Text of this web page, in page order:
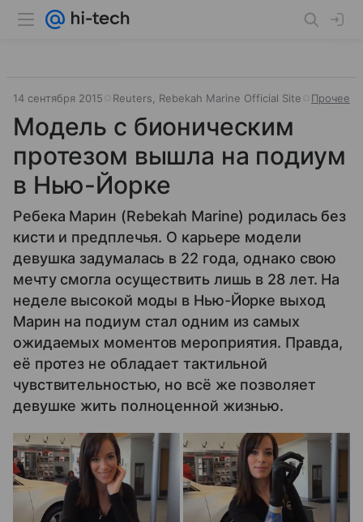
14 сентября 2015 Reuters, Rebekah Marine Official Site Прочее
Модель с бионическим
протезом вышла на подиум
в Нью-Йорке
Ребека Марин (Rebekah Marine) родилась без
кисти и предплечья. О карьере модели
девушка задумалась в 22 года, однако свою
мечту смогла осуществить лишь в 28 лет. На
неделе высокой моды в Нью-Йорке выход
Марин на подиум стал одним из самых
ожидаемых моментов мероприятия. Правда,
её протез не обладает тактильной
чувствительностью, но всё же позволяет
девушке жить полноценной жизнью.